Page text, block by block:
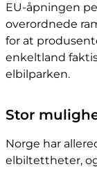
EU-åpningen
overordnede
for at
enkeltland
elbilparken.
Stor
Norge har
elbiltettheter,